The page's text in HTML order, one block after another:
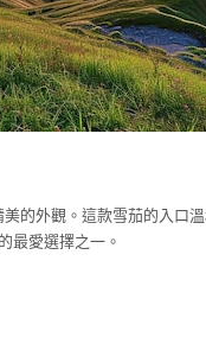
的外觀。這款雪茄的入口
最愛選擇之一。